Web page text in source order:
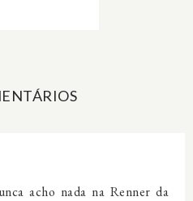
acho nada na Renner da